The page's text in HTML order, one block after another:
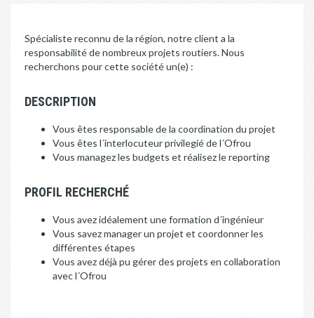
Spécialiste reconnu de la région, notre client a la
responsabilité de nombreux projets routiers. Nous
recherchons pour cette société un(e) :
DESCRIPTION
Vous êtes responsable de la coordination du projet
Vous êtes l´interlocuteur privilegié de l´Ofrou
Vous managez les budgets et réalisez le reporting
PROFIL RECHERCHÉ
Vous avez idéalement une formation d´ingénieur
Vous savez manager un projet et coordonner les
différentes étapes
Vous avez déjà pu gérer des projets en collaboration
avec l´Ofrou